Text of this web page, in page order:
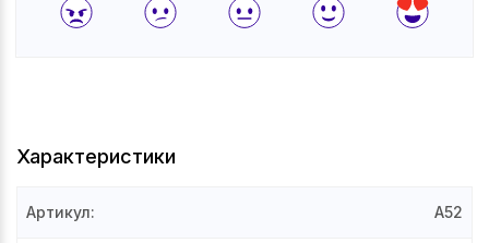
Характеристики
Артикул: A52